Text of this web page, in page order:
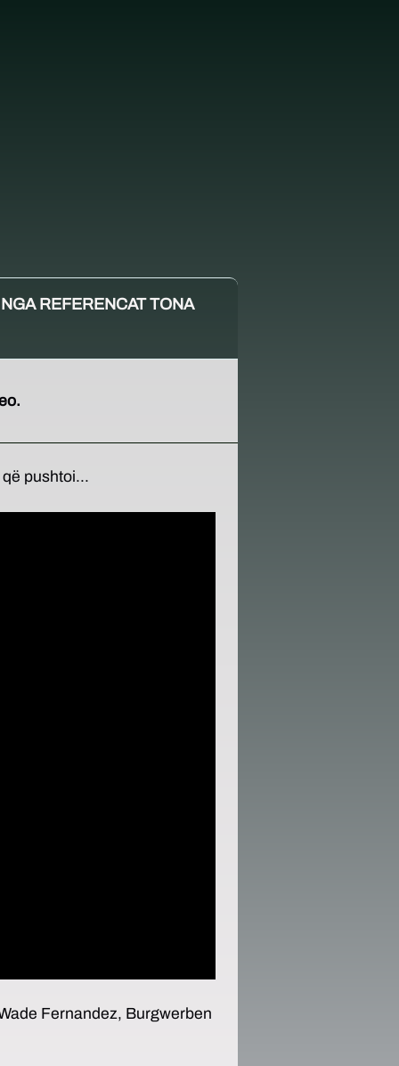
NGA REFERENCAT TONA
pushtoi...
Fernandez, Burgwerben